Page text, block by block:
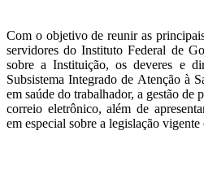
Com o objetivo de reunir as
servidores do Instituto Federal de
sobre a Instituição, os deveres e
Subsistema Integrado de Atenção à
em saúde do trabalhador, a gestão de
correio eletrônico, além de
em especial sobre a legislação